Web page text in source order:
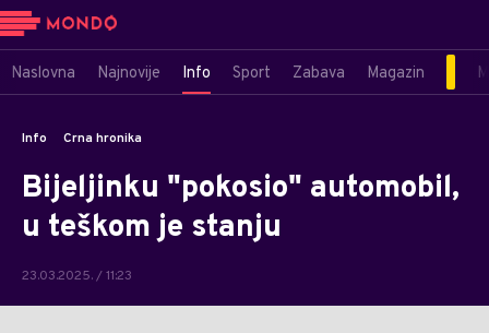
Naslovna Najnovije Info Sport Zabava Magazin
Info Crna hronika
Bijeljinku "pokosio" automobil,
u teškom je stanju
23.03.2025. / 11:23